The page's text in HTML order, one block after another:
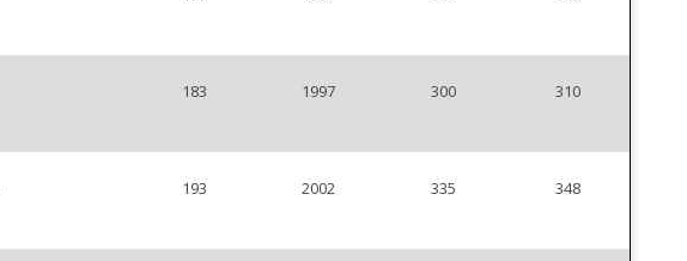
183 1997 300 310
193 2002 335 348